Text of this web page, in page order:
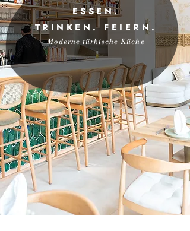
ESSEN.
TRINKEN. F EIERN.
Moderne türkische Küche